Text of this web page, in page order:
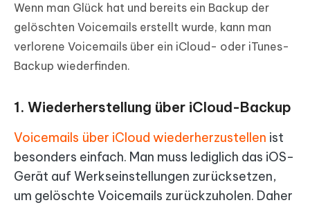
Wenn man Glück hat und bereits ein Backup der
gelöschten Voicemails erstellt wurde, kann man
verlorene Voicemails über ein iCloud- oder iTunes-
Backup wiederfinden.
1. Wiederherstellung über iCloud-Backup
Voicemails über iCloud wiederherzustellen ist
besonders einfach. Man muss lediglich das iOS-
Gerät auf Werkseinstellungen zurücksetzen,
um gelöschte Voicemails zurückzuholen. Daher